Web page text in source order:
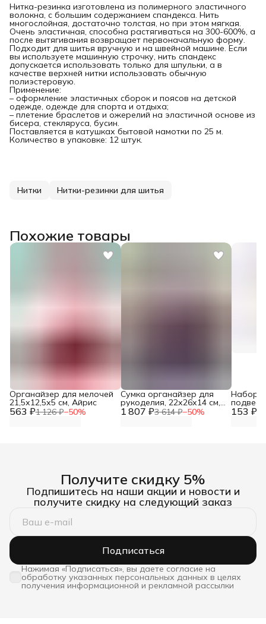
Нитка-резинка изготовлена из полимерного эластичного
волокна, с большим содержанием спандекса. Нить
многослойная, достаточно толстая, но при этом мягкая.
Очень эластичная, способна растягиваться на 300-600%, а
после вытягивания возвращает первоначальную форму.
Подходит для шитья вручную и на швейной машине. Если
вы используете машинную строчку, нить спандекс
допускается использовать только для шпульки, а в
качестве верхней нитки использовать обычную
полиэстеровую.
Применение:
– оформление эластичных сборок и поясов на детской
одежде, одежде для спорта и отдыха;
– плетение браслетов и ожерелий на эластичной основе из
бисера, стекляруса, бусин.
Поставляется в катушках бытовой намотки по 25 м.
Количество в упаковке: 12 штук.
Нитки Нитки-резинки для шитья
Похожие товары
563 ₽1 126 ₽−50%
Органайзер для мелочей
21,5х12,5х5 см, Айрис
1 807 ₽3 614 ₽−50%
Сумка органайзер для
рукоделия, 22х26х14 см,
Hobby&Pro 153 ₽
Набор
шт,
Получите скидку 5%
Подпишитесь на наши акции и новости и
получите скидку на следующий заказ
Подписаться
Нажимая «Подписаться», вы даете согласие на
обработку указанных персональных данных в целях
получения информационной и рекламной рассылки